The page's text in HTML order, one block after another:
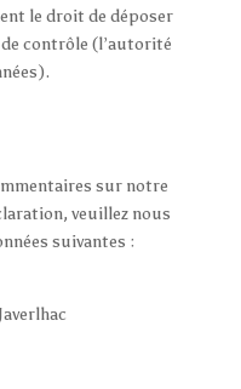
le droit de déposer
contrôle (l’autorité
sur notre
veuillez nous
suivantes :